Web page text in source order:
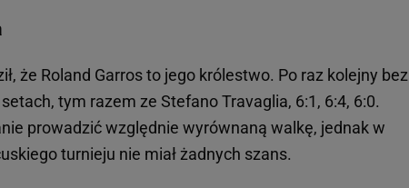
że Roland Garros to jego królestwo. Po raz kolejny bez
tym razem ze Stefano Travaglia, 6:1, 6:4, 6:0.
prowadzić względnie wyrównaną walkę, jednak w
turnieju nie miał żadnych szans.